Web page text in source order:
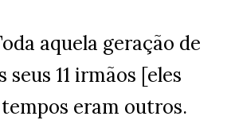
aquela geração de
11 irmãos [eles
eram outros.